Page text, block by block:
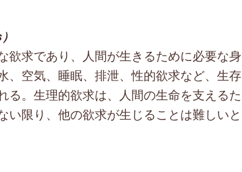
求であり、人間が生きるために必要な身
、空気、睡眠、排泄、性的欲求など、生存
る。生理的欲求は、人間の生命を支えるた
限り、他の欲求が生じることは難しいと